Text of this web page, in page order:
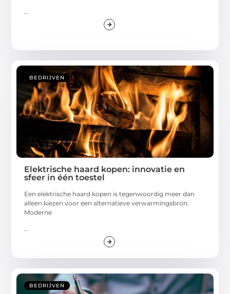
BEDRIJVEN
Elektrische haard kopen: innovatie en
sfeer in één toestel
Een elektrische haard kopen is tegenwoordig meer dan
alleen kiezen voor een alternatieve verwarmingsbron.
Moderne
...
BEDRIJVEN